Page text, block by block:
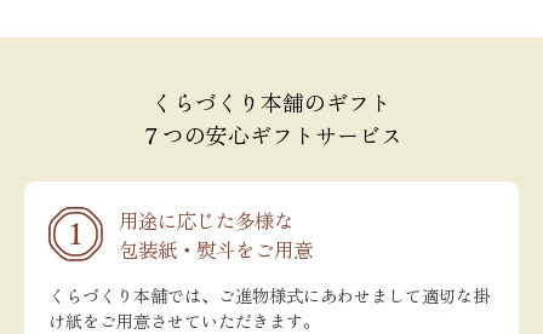
くらづくり本舗のギフト
７つの安心ギフトサービス
用途に応じた多様な
包装紙・熨斗をご用意
くらづくり本舗では、ご進物様式にあわせまして適切な掛
け紙をご用意させていただきます。